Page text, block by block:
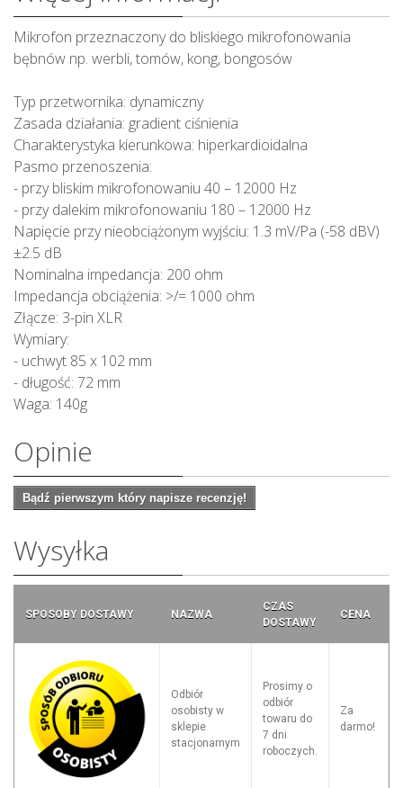
Mikrofon przeznaczony do bliskiego mikrofonowania
bębnów np. werbli, tomów, kong, bongosów
Typ przetwornika: dynamiczny
Zasada działania: gradient ciśnienia
Charakterystyka kierunkowa: hiperkardioidalna
Pasmo przenoszenia:
- przy bliskim mikrofonowaniu 40 – 12000 Hz
- przy dalekim mikrofonowaniu 180 – 12000 Hz
Napięcie przy nieobciążonym wyjściu: 1.3 mV/Pa (-58 dBV)
±2.5 dB
Nominalna impedancja: 200 ohm
Impedancja obciążenia: >/= 1000 ohm
Złącze: 3-pin XLR
Wymiary:
- uchwyt 85 x 102 mm
- długość: 72 mm
Waga: 140g
Opinie
Bądź pierwszym który napisze recenzję!
Wysyłka
SPOSOBY DOSTAWY NAZWA
CZAS
DOSTAWY
CENA
Odbiór
osobisty w
sklepie
stacjonarnym
Prosimy o
odbiór
towaru do
7 dni
roboczych.
Za
darmo!